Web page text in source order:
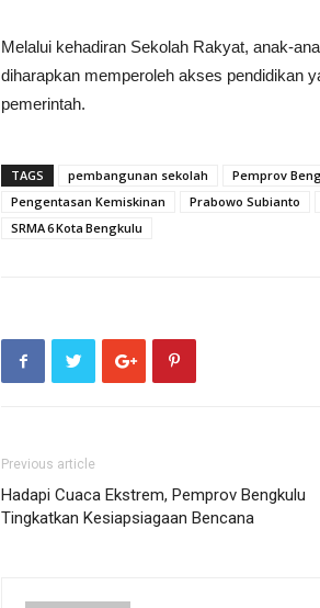
Melalui kehadiran Sekolah Rakyat, anak-
diharapkan memperoleh akses pendidikan
pemerintah.
TAGS pembangunan sekolah Pemprov
Pengentasan Kemiskinan
Prabowo Subianto
SRMA 6 Kota Bengkulu
Previous article
Hadapi Cuaca Ekstrem, Pemprov Bengkulu
Tingkatkan Kesiapsiagaan Bencana